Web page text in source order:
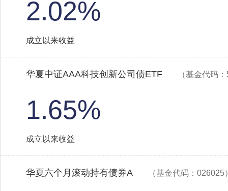
2.02%
成立以来收益
华夏中证AAA科技创新公司债ETF （基金代码
1.65%
成立以来收益
华夏六个月滚动持有债券A （基金代码：026025